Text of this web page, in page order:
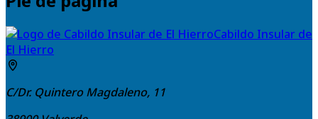
Cabildo Insular de
El Hierro
C/Dr. Quintero Magdaleno, 11